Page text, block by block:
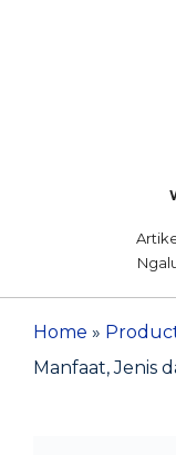
Home »
Manfaat, Jenis